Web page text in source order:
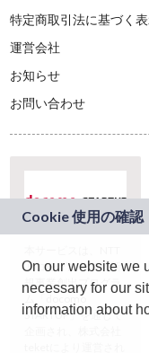
特定商取引法に基づく
運営会社
お知らせ
お問い合わせ
ドコモグループの新
規事業創出プログラ
ム「docomo
STARTUP」を通じて
On our website we
necessary for our
information about